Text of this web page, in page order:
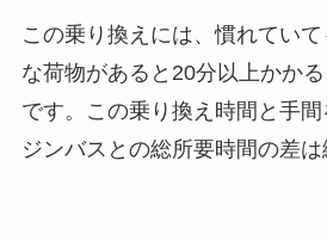
この乗り換えには、慣れてい
な荷物があると20分以上かか
です。この乗り換え時間と手
ジンバスとの総所要時間の差は